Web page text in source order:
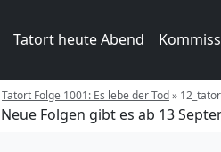
Tatort heute Abend
Tatort Folge 1001: Es lebe der Tod»
Neue Folgen gibt es ab 13